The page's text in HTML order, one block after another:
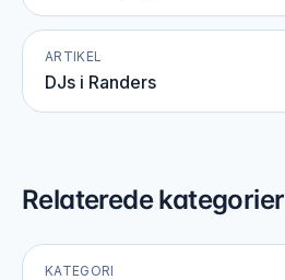
ARTIKEL
DJs i Randers
Relaterede kategorier
KATEGORI